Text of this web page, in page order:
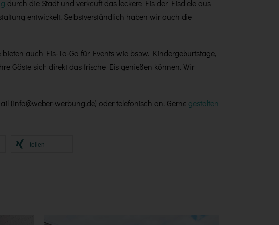
durch die Stadt und verkauft das leckere Eis der Eisdiele aus
entwickelt. Selbstverständlich haben wir auch die
auch Eis-To-Go für Events wie bspw. Kindergeburtstage,
Gäste sich direkt das frische Eis genießen können. Wir
(info@weber-werbung.de) oder telefonisch an. Gerne gestalten
teilen